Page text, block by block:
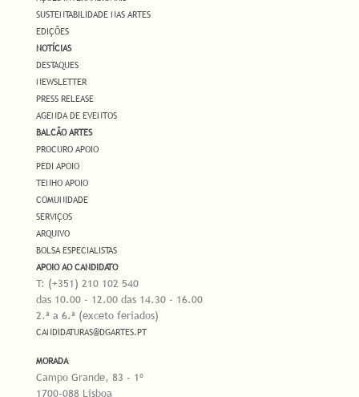
SUSTENTABILIDADE NAS ARTES
EDIÇÕES
NOTÍCIAS
DESTAQUES
NEWSLETTER
PRESS RELEASE
AGENDA DE EVENTOS
BALCÃO ARTES
PROCURO APOIO
PEDI APOIO
TENHO APOIO
COMUNIDADE
SERVIÇOS
ARQUIVO
BOLSA ESPECIALISTAS
APOIO AO CANDIDATO
T: (+351) 210 102 540
das 10.00 - 12.00 das 14.30 - 16.00
2.ª a 6.ª (exceto feriados)
CANDIDATURAS@DGARTES.PT
MORADA
Campo Grande, 83 - 1º
1700-088 Lisboa